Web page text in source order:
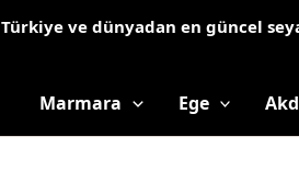
Türkiye ve dünyadan en güncel
Marmara Ege